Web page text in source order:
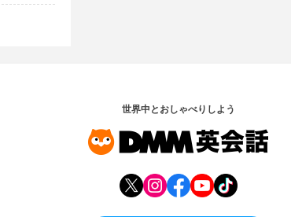
世界中とおしゃべりしよう